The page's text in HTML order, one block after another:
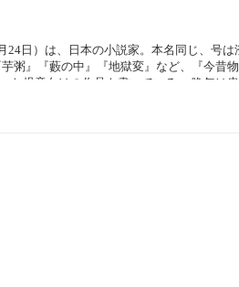
24日）は、日本の小説家。本名同じ、号は
粥』『藪の中』『地獄変』など、『今昔物
た児童向けの作品も書いている。 晩年は患
みならず社会にも衝撃を与えた。（ウィキ